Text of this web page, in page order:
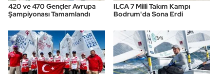
420 ve 470 Gençler Avrupa
Şampiyonası Tamamlandı
ILCA 7 Milli Takım Kampı
Bodrum'da Sona Erdi